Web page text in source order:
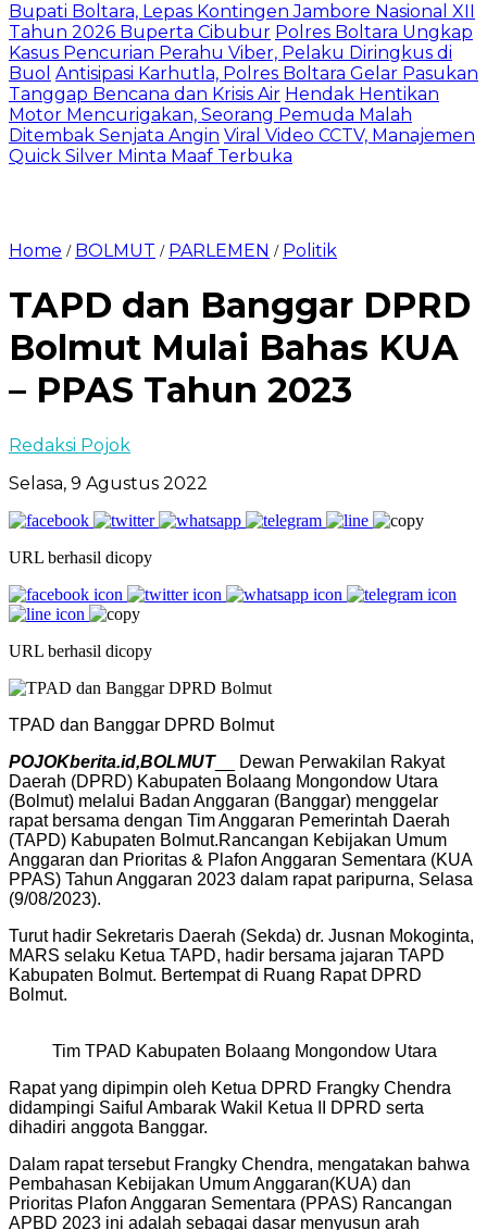
Bupati Boltara, Lepas Kontingen Jambore Nasional XII
Tahun 2026 Buperta Cibubur Polres Boltara Ungkap
Kasus Pencurian Perahu Viber, Pelaku Diringkus di
Buol Antisipasi Karhutla, Polres Boltara Gelar Pasukan
Tanggap Bencana dan Krisis Air Hendak Hentikan
Motor Mencurigakan, Seorang Pemuda Malah
Ditembak Senjata Angin Viral Video CCTV, Manajemen
Quick Silver Minta Maaf Terbuka
Home / BOLMUT / PARLEMEN / Politik
TAPD dan Banggar DPRD
Bolmut Mulai Bahas KUA
– PPAS Tahun 2023
Redaksi Pojok
Selasa, 9 Agustus 2022
URL berhasil dicopy
URL berhasil dicopy
TPAD dan Banggar DPRD Bolmut
POJOKberita.id,BOLMUT__ Dewan Perwakilan Rakyat
Daerah (DPRD) Kabupaten Bolaang Mongondow Utara
(Bolmut) melalui Badan Anggaran (Banggar) menggelar
rapat bersama dengan Tim Anggaran Pemerintah Daerah
(TAPD) Kabupaten Bolmut.Rancangan Kebijakan Umum
Anggaran dan Prioritas & Plafon Anggaran Sementara (KUA
PPAS) Tahun Anggaran 2023 dalam rapat paripurna, Selasa
(9/08/2023).
Turut hadir Sekretaris Daerah (Sekda) dr. Jusnan Mokoginta,
MARS selaku Ketua TAPD, hadir bersama jajaran TAPD
Kabupaten Bolmut. Bertempat di Ruang Rapat DPRD
Bolmut.
Tim TPAD Kabupaten Bolaang Mongondow Utara
Rapat yang dipimpin oleh Ketua DPRD Frangky Chendra
didampingi Saiful Ambarak Wakil Ketua II DPRD serta
dihadiri anggota Banggar.
Dalam rapat tersebut Frangky Chendra, mengatakan bahwa
Pembahasan Kebijakan Umum Anggaran(KUA) dan
Prioritas Plafon Anggaran Sementara (PPAS) Rancangan
APBD 2023 ini adalah sebagai dasar menyusun arah